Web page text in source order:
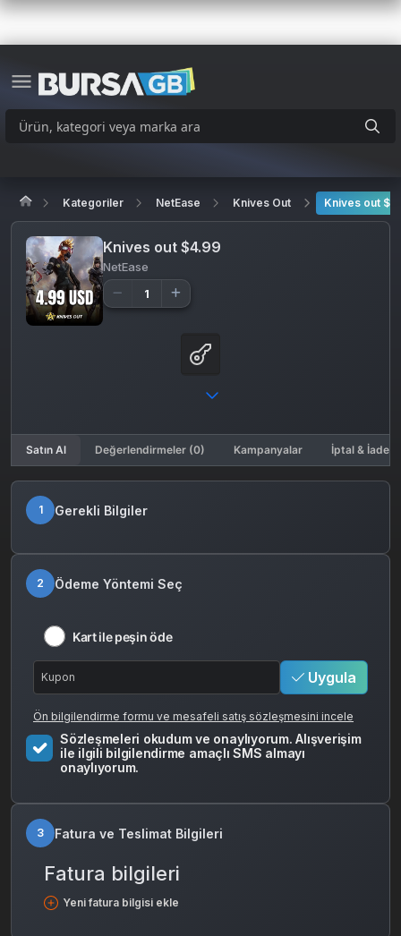
Kategoriler NetEase Knives Out Knives out
Knives out $4.99
NetEase
Satın Al Değerlendirmeler (0) Kampanyalar İptal & İade
1 Gerekli Bilgiler
2 Ödeme Yöntemi Seç
Kart ile peşin öde
Uygula
Ön bilgilendirme formu ve mesafeli satış sözleşmesini incele
Sözleşmeleri okudum ve onaylıyorum. Alışverişim
ile ilgili bilgilendirme amaçlı SMS almayı
onaylıyorum.
3 Fatura ve Teslimat Bilgileri
Fatura bilgileri
Yeni fatura bilgisi ekle